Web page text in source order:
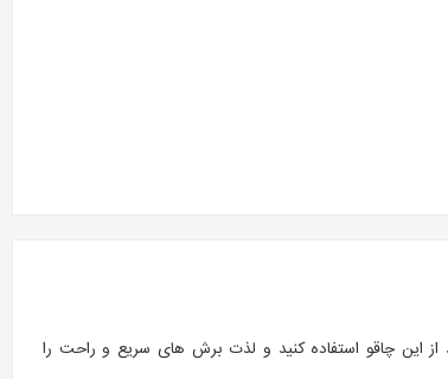
از این چاقو استفاده کنید و لذت برش های سریع و راحت را